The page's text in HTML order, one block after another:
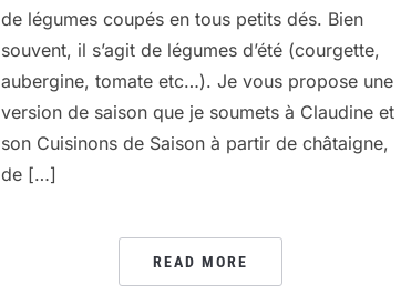
de légumes coupés en tous petits dés. Bien
souvent, il s’agit de légumes d’été (courgette,
aubergine, tomate etc…). Je vous propose une
version de saison que je soumets à Claudine et
son Cuisinons de Saison à partir de châtaigne,
de […]
READ MORE